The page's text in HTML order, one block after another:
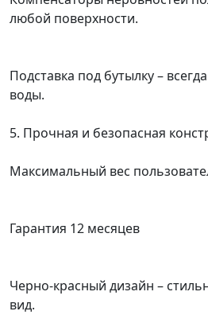
любой поверхности.
Подставка под бутылку –
воды.
5. Прочная и безопасная
Максимальный вес
Гарантия 12 месяцев
Черно-красный дизайн –
вид.